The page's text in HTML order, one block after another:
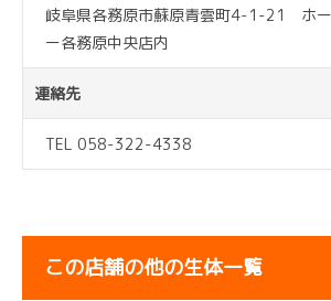
岐阜県各務原市蘇原青雲町4-1-21 ホ
ー各務原中央店内
連絡先
TEL 058-322-4338
この店舗の他の生体一覧